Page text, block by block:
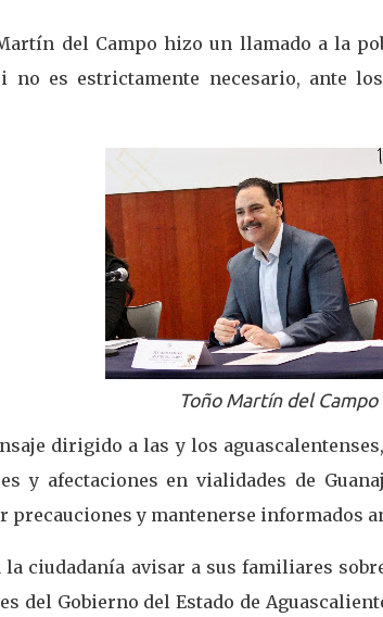
del Campo hizo un llamado a la
no es estrictamente necesario, ante
Toño Martín del Campo
dirigido a las y los
y afectaciones en vialidades de
precauciones y mantenerse informados
ciudadanía avisar a sus familiares
del Gobierno del Estado de